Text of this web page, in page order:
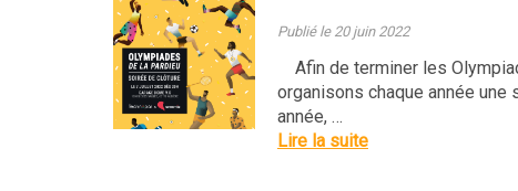
Publié le 20 juin 2022
Afin de terminer les
organisons chaque année
année, …
Lire la suite